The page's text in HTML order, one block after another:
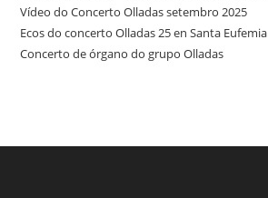
Vídeo do Concerto Olladas setembro 2025
Ecos do concerto Olladas 25 en Santa Eufemia
Concerto de órgano do grupo Olladas